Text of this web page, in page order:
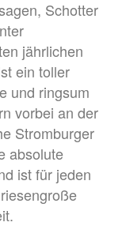
Schotter
jährlichen
ein toller
und ringsum
vorbei an der
Stromburger
absolute
ist für jeden